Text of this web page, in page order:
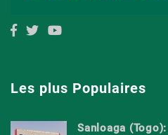
Les plus Populaires
Sanloaga